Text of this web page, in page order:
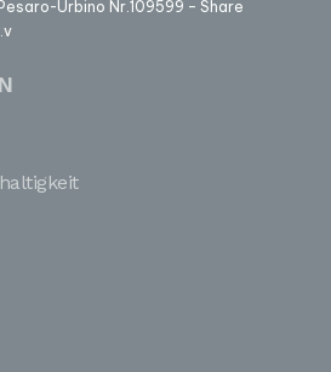
Urbino Nr.109599 – Share